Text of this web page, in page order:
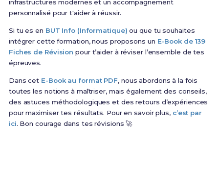
infrastructures modernes et un accompagnement
personnalisé pour t'aider à réussir.
Si tu es en BUT Info (Informatique) ou que tu souhaites
intégrer cette formation, nous proposons un E-Book de 139
Fiches de Révision pour t’aider à réviser l’ensemble de tes
épreuves.
Dans cet E-Book au format PDF, nous abordons à la fois
toutes les notions à maîtriser, mais également des conseils,
des astuces méthodologiques et des retours d’expériences
pour maximiser tes résultats. Pour en savoir plus, c’est par
ici. Bon courage dans tes révisions 🚀